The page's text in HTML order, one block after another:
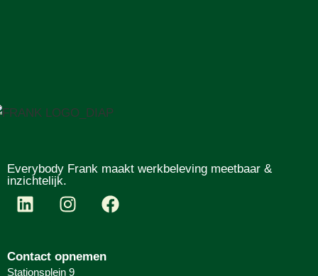
Everybody Frank maakt werkbeleving meetbaar &
inzichtelijk.
Contact opnemen
Stationsplein 9